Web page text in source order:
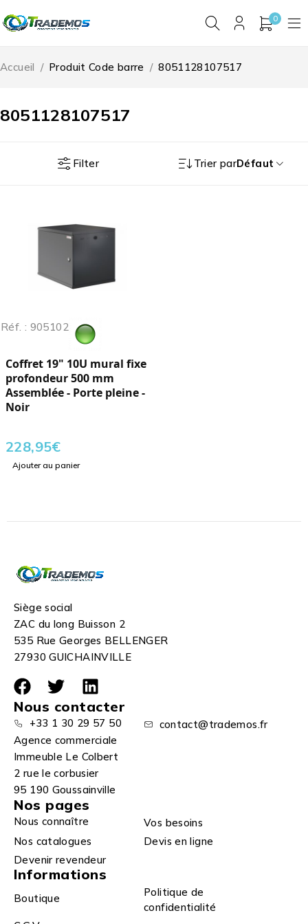
0
8051128107517
Accueil / Produit Code barre / 8051128107517
Filter Trier parDéfaut
Réf. : 905102
Coffret 19" 10U mural fixe
profondeur 500 mm
Assemblée - Porte pleine -
Noir
228,95€
Ajouter au panier
Siège social
ZAC du long Buisson 2
535 Rue Georges BELLENGER
27930 GUICHAINVILLE
Nous contacter
+33 1 30 29 57 50
contact@trademos.fr
Agence commerciale
Immeuble Le Colbert
2 rue le corbusier
95 190 Goussainville
Nos pages
Nous connaître
Vos besoins
Nos catalogues
Devis en ligne
Devenir revendeur
Informations
Boutique
Politique de
confidentialité